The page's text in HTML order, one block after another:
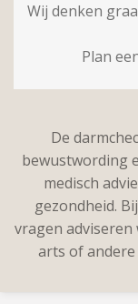
Wij denken
Plan
De
bewustwording
medisch
gezondheid.
vragen adviseren
arts of